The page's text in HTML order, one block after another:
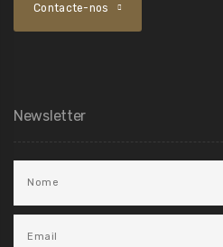
Contacte-nos
Newsletter